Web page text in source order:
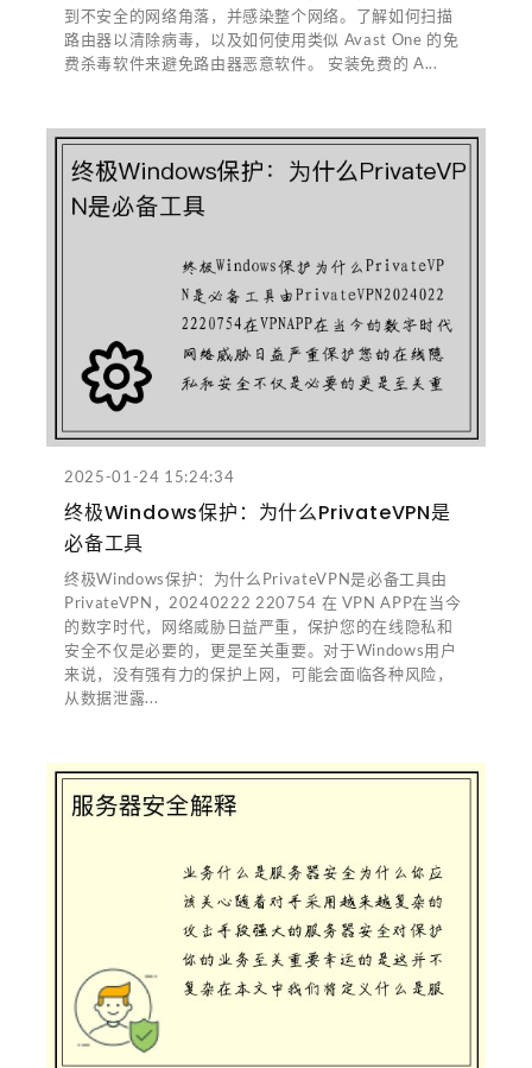
到不安全的网络角落，并感染整个网络。了解如何扫描
路由器以清除病毒，以及如何使用类似 Avast One 的免
费杀毒软件来避免路由器恶意软件。 安装免费的 A...
2025-01-24 15:24:34
终极Windows保护：为什么PrivateVPN是
必备工具
终极Windows保护：为什么PrivateVPN是必备工具由
PrivateVPN，20240222 220754 在 VPN APP在当今
的数字时代，网络威胁日益严重，保护您的在线隐私和
安全不仅是必要的，更是至关重要。对于Windows用户
来说，没有强有力的保护上网，可能会面临各种风险，
从数据泄露...